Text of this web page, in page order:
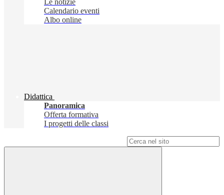
Le notizie
Calendario eventi
Albo online
Didattica
Panoramica
Offerta formativa
I progetti delle classi